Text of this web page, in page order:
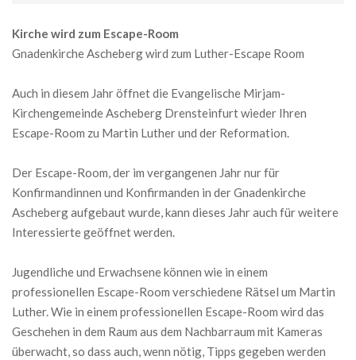
21
Kirche wird zum Escape-Room
Gnadenkirche Ascheberg wird zum Luther-Escape Room
Auch in diesem Jahr öffnet die Evangelische Mirjam-
Kirchengemeinde Ascheberg Drensteinfurt wieder Ihren
Escape-Room zu Martin Luther und der Reformation.
Der Escape-Room, der im vergangenen Jahr nur für
Konfirmandinnen und Konfirmanden in der Gnadenkirche
Ascheberg aufgebaut wurde, kann dieses Jahr auch für weitere
Interessierte geöffnet werden.
Jugendliche und Erwachsene können wie in einem
professionellen Escape-Room verschiedene Rätsel um Martin
Luther. Wie in einem professionellen Escape-Room wird das
Geschehen in dem Raum aus dem Nachbarraum mit Kameras
überwacht, so dass auch, wenn nötig, Tipps gegeben werden